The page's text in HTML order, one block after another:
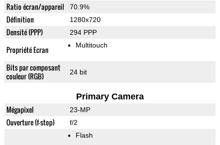
Ratio écran/appareil 70.9%
Définition 1280x720
Densité (PPP) 294 PPP
Propriété Ecran Multitouch
Bits par composant
couleur (RGB)
24 bit
Primary Camera
Mégapixel 23-MP
Ouverture (f-stop)
f/2
Flash